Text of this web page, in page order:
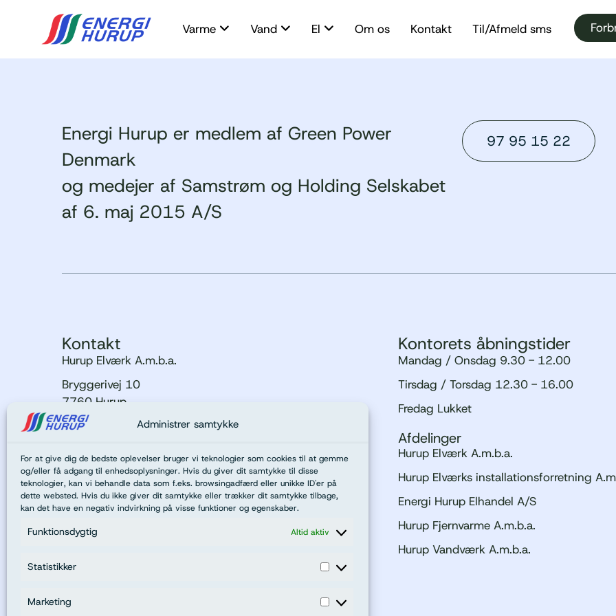
Administrer samtykke
For at give dig de bedste oplevelser bruger vi teknologier som cookies til at gemme
og/eller få adgang til enhedsoplysninger. Hvis du giver dit samtykke til disse
teknologier, kan vi behandle data som f.eks. browsingadfærd eller unikke ID'er på
dette websted. Hvis du ikke giver dit samtykke eller trækker dit samtykke tilbage,
kan det have en negativ indvirkning på visse funktioner og egenskaber.
Funktionsdygtig Altid aktiv
Statistikker
Marketing
Varme Vand El Om os Kontakt Til/Afmeld sms
Energi Hurup er medlem af Green Power
Denmark
og medejer af Samstrøm og Holding Selskabet
af 6. maj 2015 A/S
97 95 15 22
Kontakt
Hurup Elværk A.m.b.a.
Bryggerivej 10
7760 Hurup
Tlf. 97 95 15 22
CVR-nr: 25707451
Telefonens åbningstider
Fredag 9.15 - 12.00
Kontorets åbningstider
Mandag / Onsdag 9.30 - 12.00
Tirsdag / Torsdag 12.30 - 16.00
Fredag Lukket
Afdelinger
Hurup Elværk A.m.b.a.
Hurup Elværks installationsforretning
Energi Hurup Elhandel A/S
Hurup Fjernvarme A.m.b.a.
Hurup Vandværk A.m.b.a.